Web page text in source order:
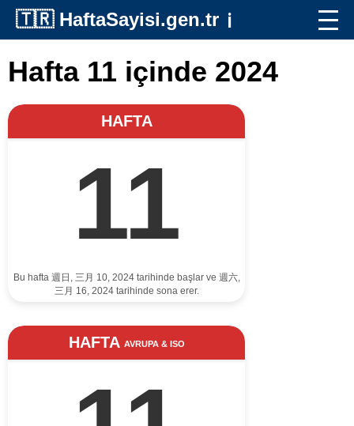
🇹🇷 HaftaSayisi.gen.tr ℹ️
Hafta 11 içinde 2024
HAFTA
11
Bu hafta 週日, 三月 10, 2024 tarihinde başlar ve 週六,
三月 16, 2024 tarihinde sona erer.
HAFTA AVRUPA & ISO